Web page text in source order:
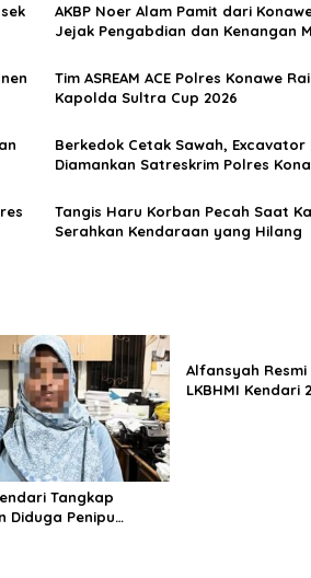
AKBP Noer Alam Pamit dari
Jejak Pengabdian dan Kenangan
Tim ASREAM ACE Polres Konawe
Kapolda Sultra Cup 2026
Berkedok Cetak Sawah, Excavator
Diamankan Satreskrim Polres
Tangis Haru Korban Pecah Saat
Serahkan Kendaraan yang Hilang
Tangkap
Diduga Penipu
Alfansyah
LKBHMI Kendari